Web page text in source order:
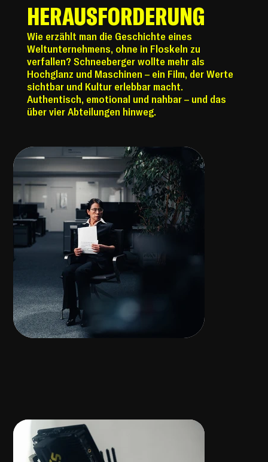
HERAUSFORDERUNG
Wie erzählt man die Geschichte eines
Weltunternehmens, ohne in Floskeln zu
verfallen? Schneeberger wollte mehr als
Hochglanz und Maschinen – ein Film, der Werte
sichtbar und Kultur erlebbar macht.
Authentisch, emotional und nahbar – und das
über vier Abteilungen hinweg.